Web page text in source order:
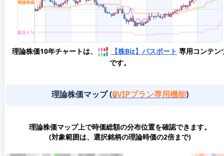
理論株価10年チャートは、 【株Biz】パスポート 専用コンテン
です。
理論株価マップ (🔒VIPプラン専用機能)
理論株価マップ上で時価総額の分布位置を確認できます。
(対象範囲は、選択銘柄の理論時価の2倍まで)